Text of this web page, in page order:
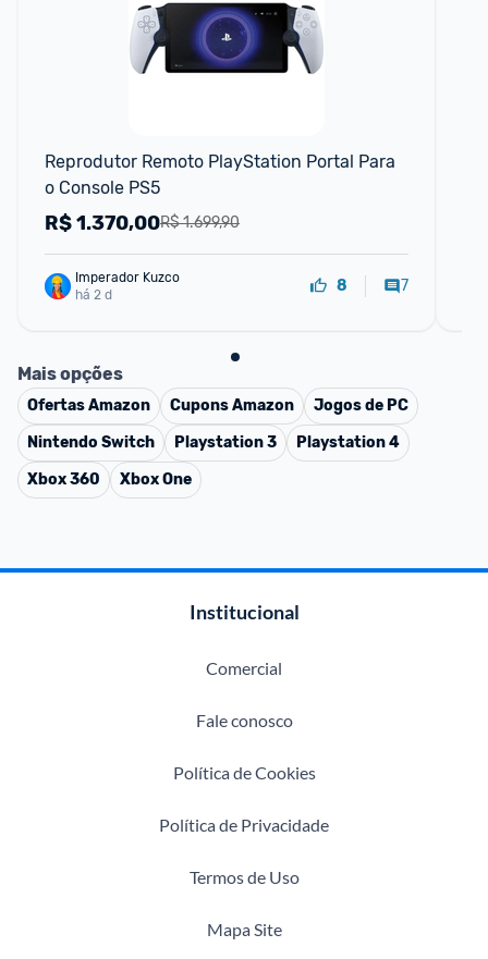
Reprodutor Remoto PlayStation Portal Para
o Console PS5
R$ 1.699,90
R$1.370,00
Imperador Kuzco
há 2 d
8 7
Mais opções
OfertasAmazon CuponsAmazon
Jogos de PC
Nintendo Switch
Playstation 3
Playstation 4
Xbox 360
Xbox One
Institucional
Comercial
Fale conosco
Política de Cookies
Política de Privacidade
Termos de Uso
Mapa Site